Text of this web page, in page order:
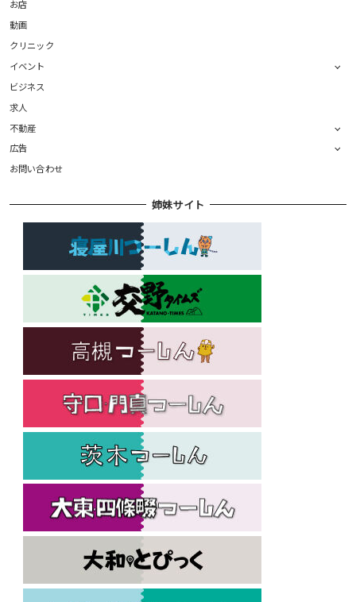
お店
動画
クリニック
イベント
ビジネス
求人
不動産
広告
お問い合わせ
姉妹サイト